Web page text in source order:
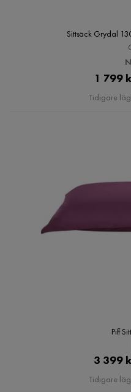
Sittsäck Grydal
1 799
Tidigare
Piff
3 399
Tidigare